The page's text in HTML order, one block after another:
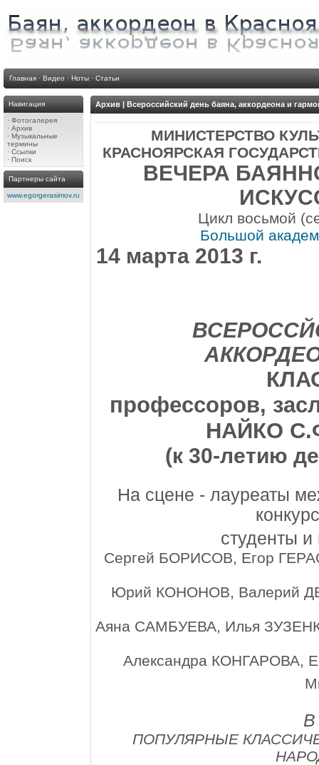
Главная · Видео · Ноты · Статьи
Навигация
· Фотогалерея
· Архив
· Музыкальные
термины
· Ссылки
· Поиск
Партнеры сайта
www.egorgerasimov.ru
Архив | Всероссийский день баяна, аккордеона и
МИНИСТЕРСТВО
КРАСНОЯРСКАЯ
ВЕЧЕРА
Цикл восьмой
Большой
14 марта 2013 г.
профессоров,
НАЙКО
(к 30-летию
На сцене - лауреаты
студенты
Сергей БОРИСОВ, Егор
Юрий КОНОНОВ, Валерий
Аяна САМБУЕВА, Илья
Александра КОНГАРОВА,
В
ПОПУЛЯРНЫЕ